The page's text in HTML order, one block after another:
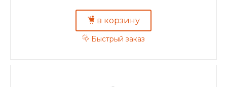
в корзину
Быстрый заказ